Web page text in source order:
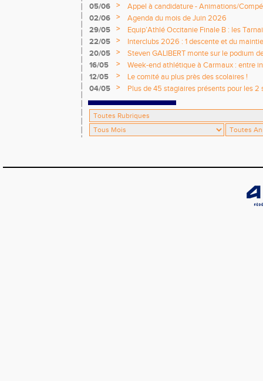
05/06
>
Appel à candidature - Animations/
2026 / 2027
02/06 >
Agenda du mois de Juin 2026
29/05
>
Equip’Athlé Occitanie Finale B : les
22/05
>
Interclubs 2026 : 1 descente et du
20/05
>
Steven GALIBERT monte sur le podium
16/05
>
Week-end athlétique à Carmaux : entre
départementaux jeunes
12/05 >
Le comité au plus près des scolaires !
04/05
>
Plus de 45 stagiaires présents pour les 2